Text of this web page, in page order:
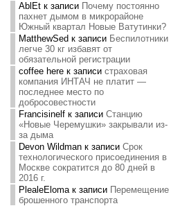
AblEtк записи Почему постоянно
пахнет дымом в микрорайоне
Южный квартал Новые Ватутинки?
MatthewSed к записи Беспилотники
легче 30 кг избавят от
обязательной регистрации
coffee hereк записи страховая
компания ИНТАЧ не платит —
последнее место по
добросовестности
Francisinelfк записи Станцию
«Новые Черемушки» закрывали из-
за дыма
Devon Wildmanк записи Срок
технологического присоединения в
Москве сократится до 80 дней в
2016 г.
PlealeElomaк записи Перемещение
брошенного транспорта